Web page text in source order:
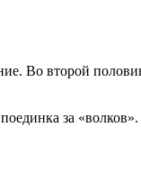
Во второй
за «волков».